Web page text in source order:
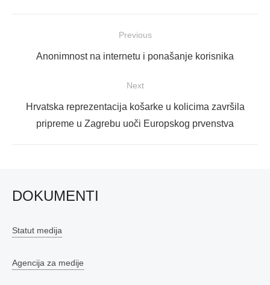
objava
Previous
Previous
Anonimnost na internetu i ponašanje korisnika
Next
Next
post:
Hrvatska reprezentacija košarke u kolicima završila
pripreme u Zagrebu uoči Europskog prvenstva
DOKUMENTI
Statut medija
Agencija za medije